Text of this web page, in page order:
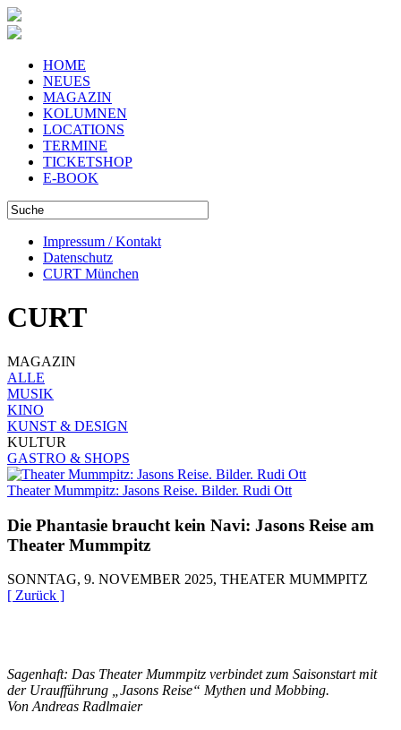
HOME
NEUES
MAGAZIN
KOLUMNEN
LOCATIONS
TERMINE
TICKETSHOP
E-BOOK
Impressum / Kontakt
Datenschutz
CURT München
CURT
MAGAZIN
ALLE
MUSIK
KINO
KUNST & DESIGN
KULTUR
GASTRO & SHOPS
Theater Mummpitz: Jasons Reise. Bilder. Rudi Ott
Die Phantasie braucht kein Navi: Jasons Reise am
Theater Mummpitz
SONNTAG, 9. NOVEMBER 2025, THEATER MUMMPITZ
[ Zurück ]
Sagenhaft: Das Theater Mummpitz verbindet zum Saisonstart mit
der Uraufführung „Jasons Reise“ Mythen und Mobbing.
Von Andreas Radlmaier